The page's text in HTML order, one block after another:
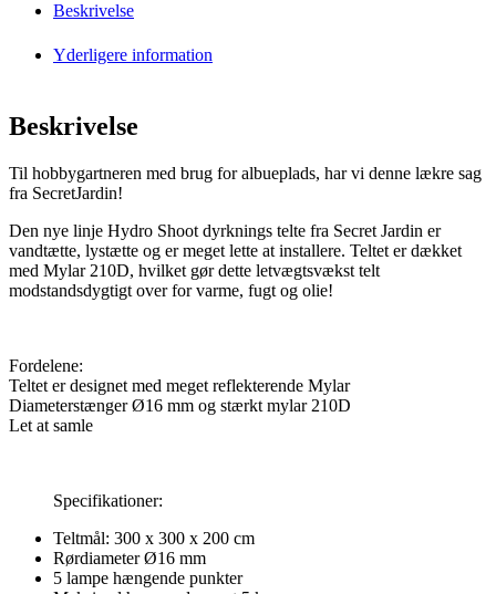
Beskrivelse
Yderligere information
Beskrivelse
Til hobbygartneren med brug for albueplads, har vi denne lækre sag
fra SecretJardin!
Den nye linje Hydro Shoot dyrknings telte fra Secret Jardin er
vandtætte, lystætte og er meget lette at installere. Teltet er dækket
med Mylar 210D, hvilket gør dette letvægtsvækst telt
modstandsdygtigt over for varme, fugt og olie!
Fordelene:
Teltet er designet med meget reflekterende Mylar
Diameterstænger Ø16 mm og stærkt mylar 210D
Let at samle
Specifikationer:
Teltmål: 300 x 300 x 200 cm
Rørdiameter Ø16 mm
5 lampe hængende punkter